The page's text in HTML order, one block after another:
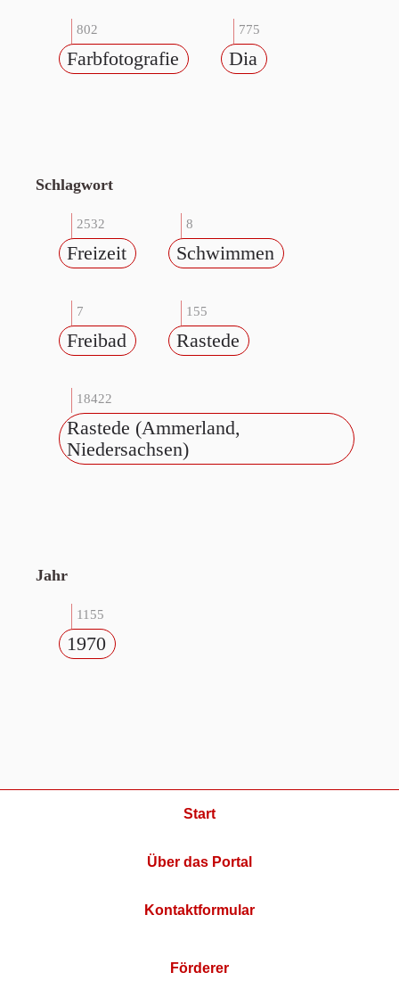
802
Farbfotografie
775
Dia
Schlagwort
2532
Freizeit
8
Schwimmen
7
Freibad
155
Rastede
18422
Rastede (Ammerland,
Niedersachsen)
Jahr
1155
1970
Start
Über das Portal
Kontaktformular
Förderer